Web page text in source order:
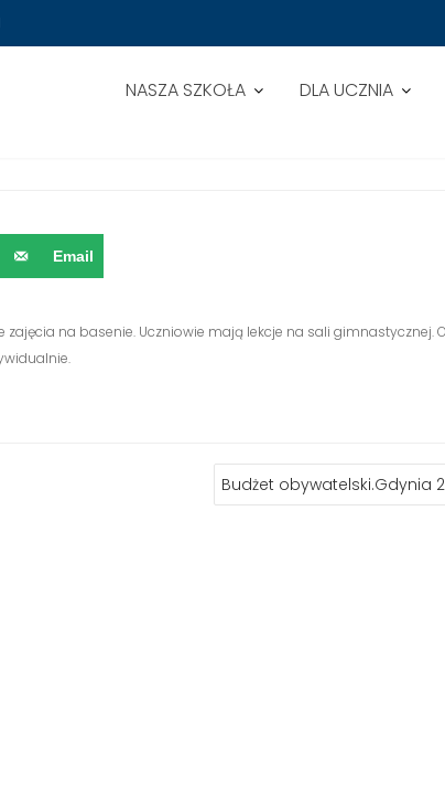
NASZA SZKOŁA DLA UCZNIA
Email
na basenie. Uczniowie mają lekcje na sali gimnastycznej. O
Budżet obywatelski.Gdynia